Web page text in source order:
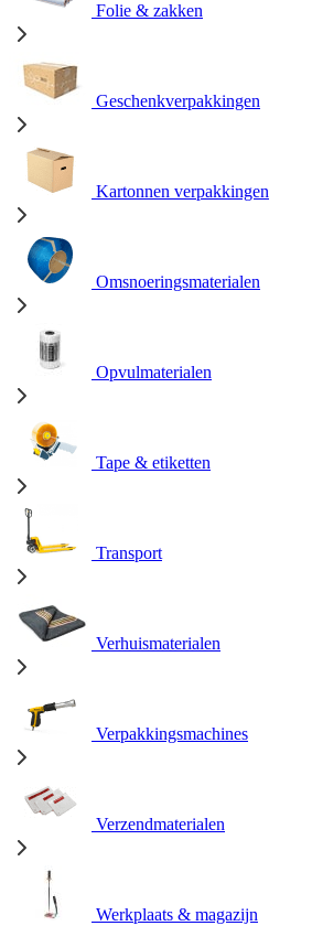
Folie & zakken
Geschenkverpakkingen
Kartonnen verpakkingen
Omsnoeringsmaterialen
Opvulmaterialen
Tape & etiketten
Transport
Verhuismaterialen
Verpakkingsmachines
Verzendmaterialen
Werkplaats & magazijn